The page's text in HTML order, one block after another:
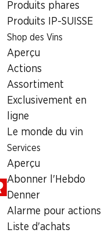
Produits phares
Produits IP-SUISSE
Shop des Vins
Aperçu
Actions
Assortiment
Exclusivement en
ligne
Le monde du vin
Services
Aperçu
Abonner l'Hebdo
Denner
Alarme pour actions
Liste d'achats